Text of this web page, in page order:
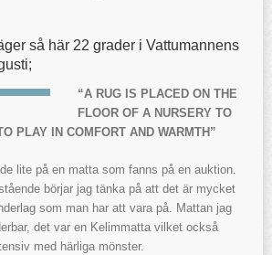
så här 22 grader i Vattumannens
“A RUG IS PLACED ON THE
FLOOR OF A NURSERY TO
PLAY IN COMFORT AND WARMTH”
lite på en matta som fanns på en auktion.
börjar jag tänka på att det är mycket
som man har att vara på. Mattan jag
det var en Kelimmatta vilket också
med härliga mönster.